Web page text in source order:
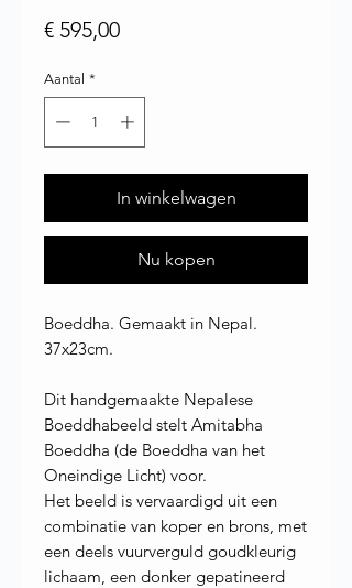
€ 595,00Prijs
Aantal *
In winkelwagen
Nu kopen
Boeddha. Gemaakt in Nepal.
37x23cm.
Dit handgemaakte Nepalese
Boeddhabeeld stelt Amitabha
Boeddha (de Boeddha van het
Oneindige Licht) voor.
Het beeld is vervaardigd uit een
combinatie van koper en brons, met
een deels vuurverguld goudkleurig
lichaam, een donker gepatineerd